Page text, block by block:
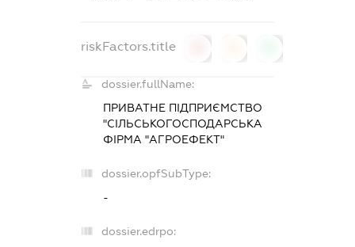
riskFactors.title
dossier.fullName:
ПРИВАТНЕ ПІДПРИЄМСТВО
"СІЛЬСЬКОГОСПОДАРСЬКА
ФІРМА "АГРОЕФЕКТ"
dossier.opfSubType:
-
dossier.edrpo: